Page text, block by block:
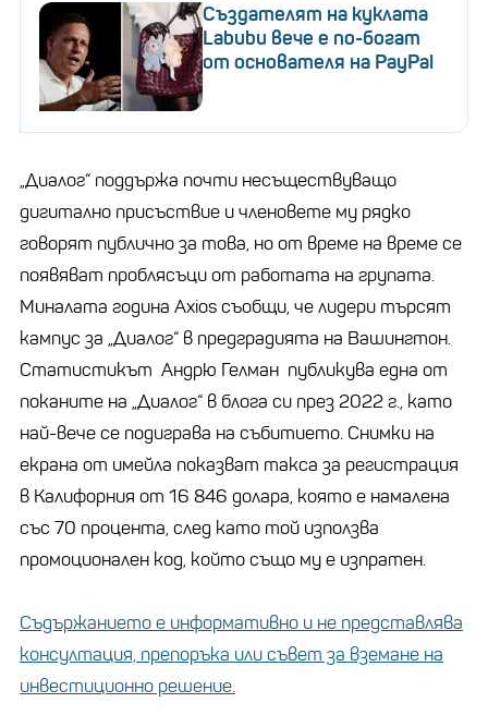
Създателят на куклата
Labubu вече е по-богат
от основателя на PayPal
„Диалог“ поддържа почти несъществуващо
дигитално присъствие и членовете му рядко
говорят публично за това, но от време на време се
появяват проблясъци от работата на групата.
Миналата година Axios съобщи, че лидери търсят
кампус за „Диалог“ в предградията на Вашингтон.
Статистикът Андрю Гелман публикува една от
поканите на „Диалог“ в блога си през 2022 г., като
най-вече се подиграва на събитието. Снимки на
екрана от имейла показват такса за регистрация
в Калифорния от 16 846 долара, която е намалена
със 70 процента, след като той използва
промоционален код, който също му е изпратен.
Съдържанието е информативно и не представлява
консултация, препоръка или съвет за вземане на
инвестиционно решение.